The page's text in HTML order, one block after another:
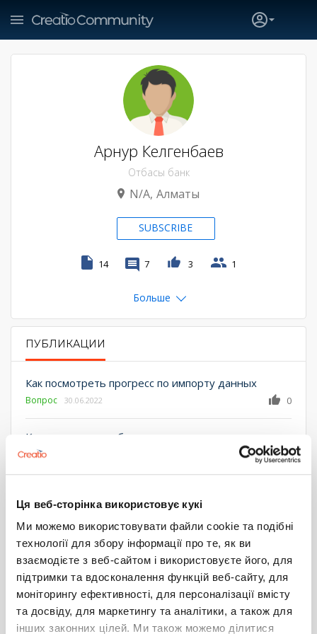
Ця веб-сторінка використовує кукі
Ми можемо використовувати файли cookie та подібні
технології для збору інформації про те, як ви
взаємодієте з веб-сайтом і використовуєте його, для
підтримки та вдосконалення функцій веб-сайту, для
моніторингу ефективності, для персоналізації вмісту
та досвіду, для маркетингу та аналітики, а також для
інших законних цілей. Ми також можемо ділитися
PRIMARY TABS
ПУБЛИКАЦИИ
Как посмотреть прогресс по импорту данных
Вопрос 0
30.06.2022
Как создать кликабельную ссылку
Вопрос 0
в БД?
Вопрос 0
15.03.2022
Как настроить доступ по колонкам в мобильном
приложении
Вопрос 0
24.02.2022
Как в БП получить коллекцию записей в
Арнур Келгенбаев
Отбасы банк
N/A Алматы
SUBSCRIBE
14 7 3 1
Больше